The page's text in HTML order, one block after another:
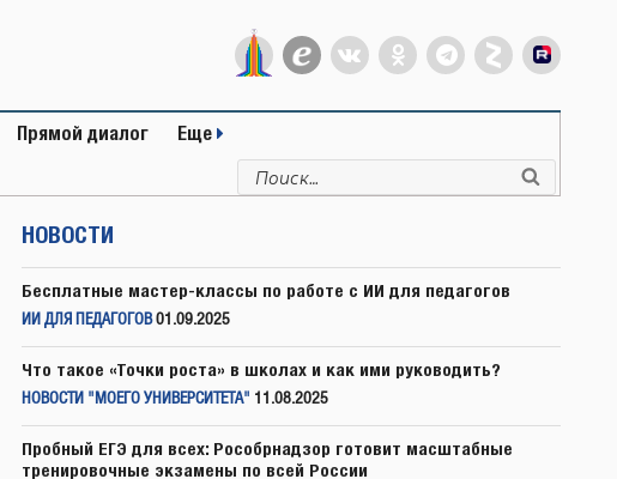
Прямой диалог Еще
Искать:
НОВОСТИ
Бесплатные мастер-классы по работе с ИИ для педагогов
ИИ ДЛЯ ПЕДАГОГОВ 01.09.2025
Что такое «Точки роста» в школах и как ими руководить?
НОВОСТИ "МОЕГО УНИВЕРСИТЕТА" 11.08.2025
Пробный ЕГЭ для всех: Рособрнадзор готовит масштабные
тренировочные экзамены по всей России